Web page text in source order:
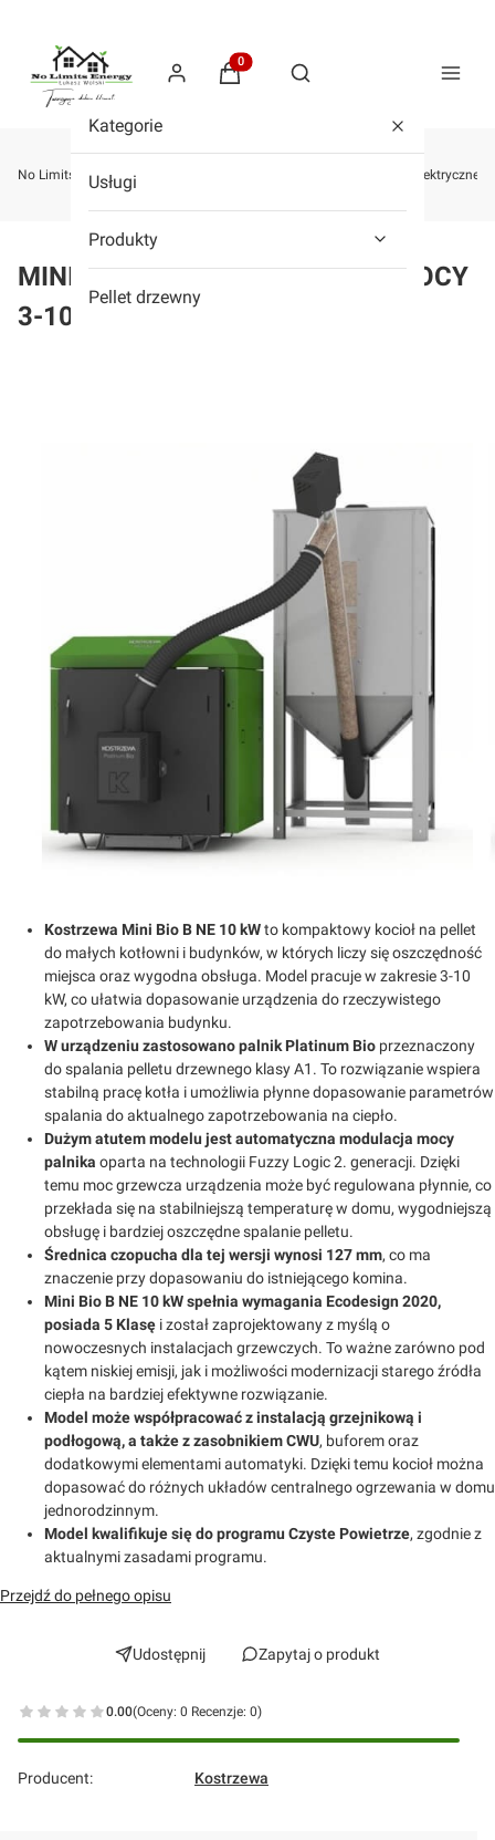
Produkty w koszyku: 0. Zobacz
Otwórz wyszukiwarkę
Kategorie
Usługi
Produkty
Pellet drzewny
No Limits Energy - Sklep z kotłami na pellet, drewno, zgazowujące, elektryczne,
MINI BIO B NE 10 kW (ZAKRES MOCY
3-10 KW)
Kostrzewa Mini Bio B NE 10 kWto kompaktowy kocioł na pellet
do małych kotłowni i budynków, w których liczy się oszczędność
miejsca oraz wygodna obsługa. Model pracuje w zakresie 3-10
kW, co ułatwia dopasowanie urządzenia do rzeczywistego
zapotrzebowania budynku.
W urządzeniu zastosowano palnik Platinum Bio przeznaczony
do spalania pelletu drzewnego klasy A1. To rozwiązanie wspiera
stabilną pracę kotła i umożliwia płynne dopasowanie parametrów
spalania do aktualnego zapotrzebowania na ciepło.
Dużym atutem modelu jest automatyczna modulacja mocy
palnika oparta na technologii Fuzzy Logic 2. generacji. Dzięki
temu moc grzewcza urządzenia może być regulowana płynnie, co
przekłada się na stabilniejszą temperaturę w domu, wygodniejszą
obsługę i bardziej oszczędne spalanie pelletu.
Średnica czopucha dla tej wersji wynosi 127 mm, co ma
znaczenie przy dopasowaniu do istniejącego komina.
Mini Bio B NE 10 kWspełnia wymagania Ecodesign 2020,
posiada 5 Klasę i został zaprojektowany z myślą o
nowoczesnych instalacjach grzewczych. To ważne zarówno pod
kątem niskiej emisji, jak i możliwości modernizacji starego źródła
ciepła na bardziej efektywne rozwiązanie.
Model może współpracować z instalacją grzejnikową i
podłogową, a także z zasobnikiem CWU, buforem oraz
dodatkowymi elementami automatyki. Dzięki temu kocioł można
dopasować do różnych układów centralnego ogrzewania w domu
jednorodzinnym.
Model kwalifikuje się do programu Czyste Powietrze, zgodnie z
aktualnymi zasadami programu.
Przejdź do pełnego opisu
Udostępnij Zapytaj o produkt
0.00(Oceny: 0 Recenzje: 0)
Przejdź do sekcji Opinie
Producent: Kostrzewa